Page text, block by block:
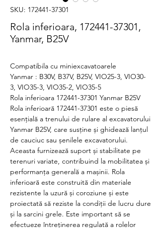
SKU: 172441-37301
Rola inferioara, 172441-37301,
Yanmar, B25V
Compatibila cu miniexcavatoarele
Yanmar : B30V, B37V, B25V, VIO25-3, VIO30-
3, VIO35-3, VIO35-2, VIO35-5
Rola inferioara 172441-37301 Yanmar B25V
Rola inferioară 172441-37301 este o piesă
esențială a trenului de rulare al excavatorului
Yanmar B25V, care susține și ghidează lanțul
de cauciuc sau șenilele excavatorului.
Aceasta furnizează suport și stabilitate pe
terenuri variate, contribuind la mobilitatea și
performanța generală a mașinii. Rola
inferioară este construită din materiale
rezistente la uzură și coroziune și este
proiectată să reziste la condiții de lucru dure
și la sarcini grele. Este important să se
efectueze întreținerea regulată a rolelor